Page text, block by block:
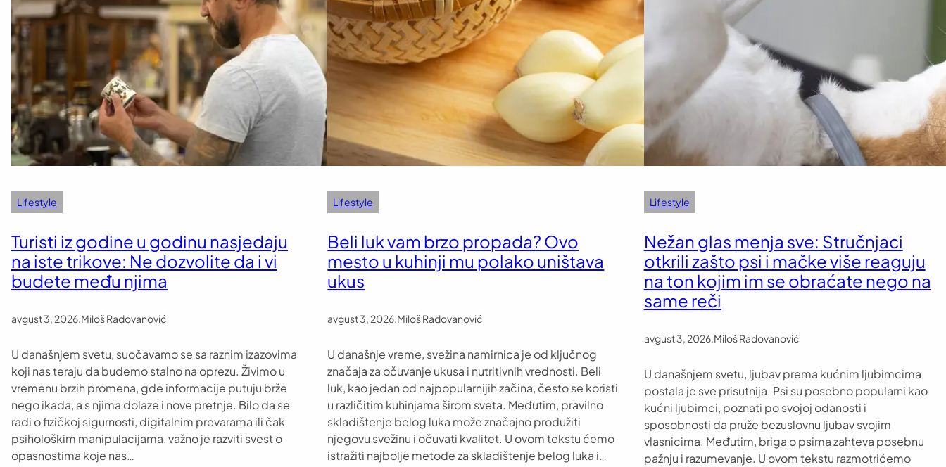
Lifestyle
Turisti iz godine u godinu nasjedaju
na iste trikove: Ne dozvolite da i vi
budete među njima
avgust 3, 2026.Miloš Radovanović
U današnjem svetu, suočavamo se sa raznim izazovima
koji nas teraju da budemo stalno na oprezu. Živimo u
vremenu brzih promena, gde informacije putuju brže
nego ikada, a s njima dolaze i nove pretnje. Bilo da se
radi o fizičkoj sigurnosti, digitalnim prevarama ili čak
psihološkim manipulacijama, važno je razviti svest o
opasnostima koje nas…
Lifestyle
Beli luk vam brzo propada? Ovo
mesto u kuhinji mu polako uništava
ukus
avgust 3, 2026.Miloš Radovanović
U današnje vreme, svežina namirnica je od ključnog
značaja za očuvanje ukusa i nutritivnih vrednosti. Beli
luk, kao jedan od najpopularnijih začina, često se koristi
u različitim kuhinjama širom sveta. Međutim, pravilno
skladištenje belog luka može značajno produžiti
njegovu svežinu i očuvati kvalitet. U ovom tekstu ćemo
istražiti najbolje metode za skladištenje belog luka i…
Lifestyle
Nežan glas menja sve: Stručnjaci
otkrili zašto psi i mačke više reaguju
na ton kojim im se obraćate nego na
same reči
avgust 3, 2026.Miloš Radovanović
U današnjem svetu, ljubav prema kućnim ljubimcima
postala je sve prisutnija. Psi su posebno popularni kao
kućni ljubimci, poznati po svojoj odanosti i
sposobnosti da pruže bezuslovnu ljubav svojim
vlasnicima. Međutim, briga o psima zahteva posebnu
pažnju i razumevanje. U ovom tekstu razmotrićemo